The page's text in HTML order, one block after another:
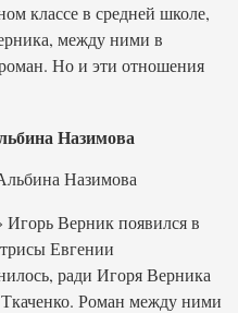
классе в средней школе,
между ними в
Но и эти отношения
Назимова
Верник появился в
Евгении
ради Игоря Верника
Роман между ними